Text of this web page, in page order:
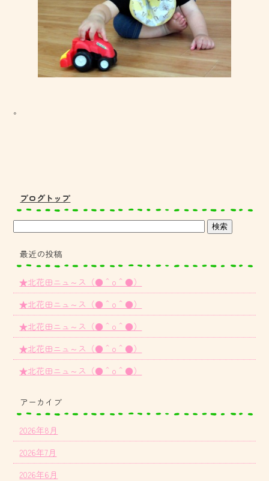
。
ブログトップ
最近の投稿
★北花田ニュ～ス（●＾o＾●）
★北花田ニュ～ス（●＾o＾●）
★北花田ニュ～ス（●＾o＾●）
★北花田ニュ～ス（●＾o＾●）
★北花田ニュ～ス（●＾o＾●）
アーカイブ
2026年8月
2026年7月
2026年6月